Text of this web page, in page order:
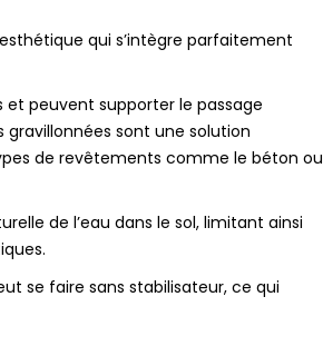
qui s’intègre parfaitement
peuvent supporter le passage
gravillonnées sont une solution
de revêtements comme le béton ou
de l’eau dans le sol, limitant ainsi
se faire sans stabilisateur, ce qui